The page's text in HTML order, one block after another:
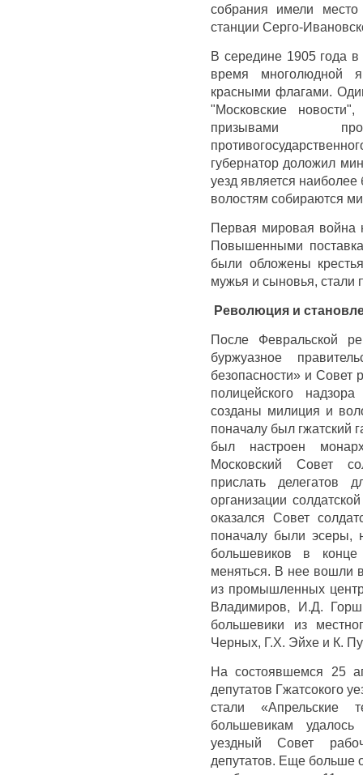
собрания имели
станции Серго-
В середине 1905 года
время многолюдной
красными флагами.
"Московские
призывами
губернатор доложил
уезд является
волостям собираются
Первая мировая война
Повышенными
были обложены
мужья и сыновья, стали
Революция и
После Февральской
буржуазное
безопасности» и Совет
полицейского
созданы милиция и
поначалу был гжатский
был настроен
Московский Совет
прислать делегатов
организации
оказался Совет
поначалу были эсеры,
большевиков в
меняться. В нее вошли
из промышленных
Владимиров, И.Д.
большевики из
Черных, Г.Х. Эйхе и К.
На состоявшемся 25
депутатов Гжатсокого
стали
большевикам
уездный Совет
депутатов. Еще больше